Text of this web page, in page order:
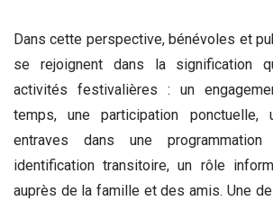
Dans cette perspective, bénévoles et
se rejoignent dans la signification
activités festivalières : un
temps, une participation ponctuelle,
entraves dans une programmation
identification transitoire, un rôle
auprès de la famille et des amis. Une